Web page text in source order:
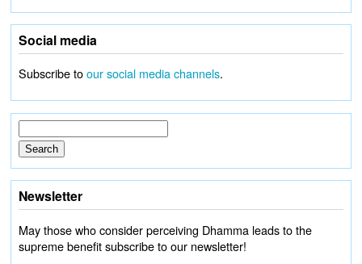
Social media
Subscribe toour social media channels.
Newsletter
May those who consider perceiving Dhamma leads to the
supreme benefit subscribe to our newsletter!